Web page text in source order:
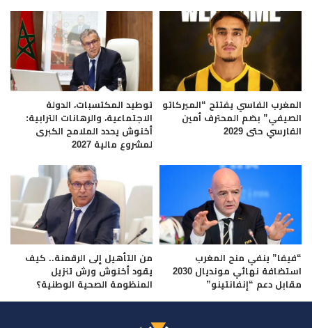
المغرب الفاسي يفتتح “الميركاتو
الصيفي” بضم المحترف أمين
الفارسي حتى 2029
توطيد المكتسبات، الدولة
الاجتماعية، والرهانات الترابية:
أخنوش يحدد الملامح الكبرى
لمشروع مالية 2027
“فيفا” ينفي منح المغرب
استضافة نهائي مونديال 2030
مقابل دعم “إنفانتينو”
من التأهيل إلى الرقمنة.. كيف
يقود أخنوش ورش تنزيل
المنظومة الصحية الوطنية؟